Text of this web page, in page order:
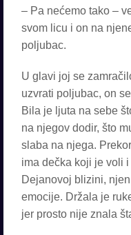
– Pa nećemo tako –
svom licu i on na
poljubac.
U glavi joj se
uzvrati poljubac, on
Bila je ljuta na sebe
na njegov dodir, što
slaba na njega.
ima dečka koji je voli
Dejanovoj blizini,
emocije. Držala je
jer prosto nije znala